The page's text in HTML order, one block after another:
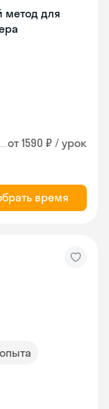
метод для
от 1590 ₽ / урок
время